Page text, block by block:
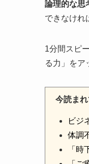
論理的な思
できなけれ
1分間スピ
る力」をア
今読ま
ビジ
体調
「